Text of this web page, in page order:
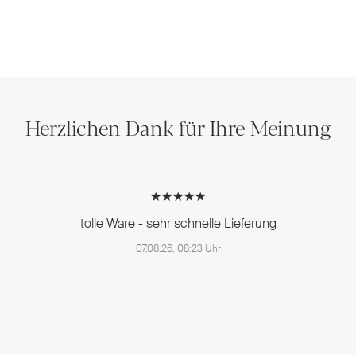
Herzlichen Dank für Ihre Meinung
★★★★★
tolle Ware - sehr schnelle Lieferung
07.08.26, 08:23 Uhr